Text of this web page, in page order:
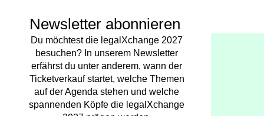
Newsletter abonnieren
Du möchtest die legalXchange 2027
besuchen? In unserem Newsletter
erfährst du unter anderem, wann der
Ticketverkauf startet, welche Themen
auf der Agenda stehen und welche
spannenden Köpfe die legalXchange